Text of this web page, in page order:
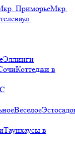
ПриморьеМкр.
ул.
Эллинги
Коттеджи в
С
Веселое
Таунхаусы в